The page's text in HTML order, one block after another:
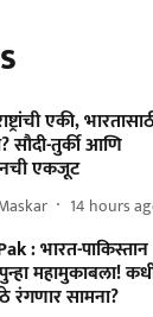
एकी,
सौदी-तुर्की आणि
एकजूट
14 hours
: भारत-पाकिस्तान
महामुकाबला!
सामना?